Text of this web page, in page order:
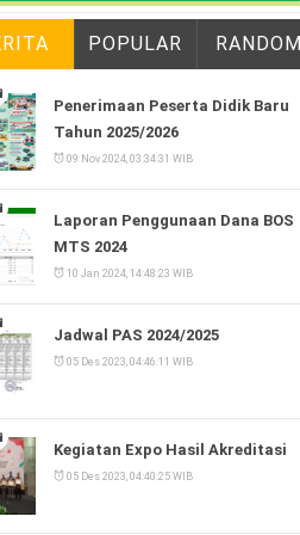
POPULAR RANDOM
Penerimaan Peserta Didik Baru
Tahun 2025/2026
09 Nov 2024, 03:34:31 WIB
Laporan Penggunaan Dana BOS
MTS 2024
10 Jan 2024, 14:48:23 WIB
Jadwal PAS 2024/2025
05 Des 2023, 04:46:11 WIB
Kegiatan Expo Hasil Akreditasi
05 Des 2023, 04:40:25 WIB